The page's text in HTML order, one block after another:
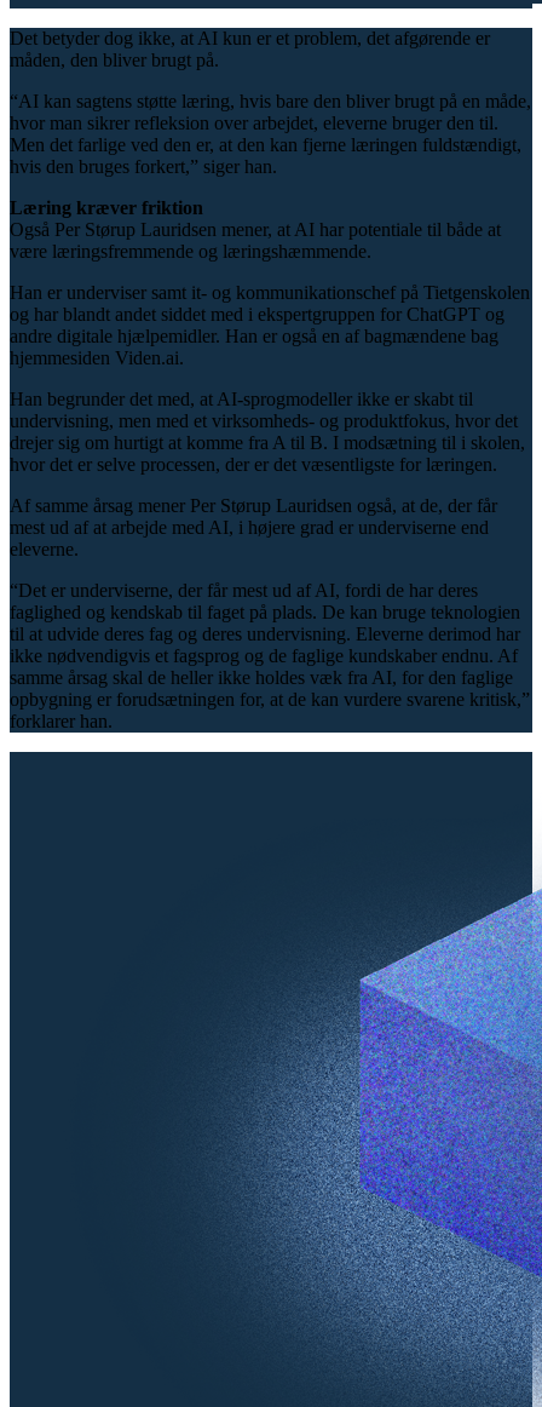
Det betyder dog ikke, at AI kun er et problem, det afgørende er
måden, den bliver brugt på.
“AI kan sagtens støtte læring, hvis bare den bliver brugt på en måde,
hvor man sikrer refleksion over arbejdet, eleverne bruger den til.
Men det farlige ved den er, at den kan fjerne læringen fuldstændigt,
hvis den bruges forkert,” siger han.
Læring kræver friktion
Også Per Størup Lauridsen mener, at AI har potentiale til både at
være læringsfremmende og læringshæmmende.
Han er underviser samt it- og kommunikationschef på Tietgenskolen
og har blandt andet siddet med i ekspertgruppen for ChatGPT og
andre digitale hjælpemidler. Han er også en af bagmændene bag
hjemmesiden Viden.ai.
Han begrunder det med, at AI-sprogmodeller ikke er skabt til
undervisning, men med et virksomheds- og produktfokus, hvor det
drejer sig om hurtigt at komme fra A til B. I modsætning til i skolen,
hvor det er selve processen, der er det væsentligste for læringen.
Af samme årsag mener Per Størup Lauridsen også, at de, der får
mest ud af at arbejde med AI, i højere grad er underviserne end
eleverne.
“Det er underviserne, der får mest ud af AI, fordi de har deres
faglighed og kendskab til faget på plads. De kan bruge teknologien
til at udvide deres fag og deres undervisning. Eleverne derimod har
ikke nødvendigvis et fagsprog og de faglige kundskaber endnu. Af
samme årsag skal de heller ikke holdes væk fra AI, for den faglige
opbygning er forudsætningen for, at de kan vurdere svarene kritisk,”
forklarer han.